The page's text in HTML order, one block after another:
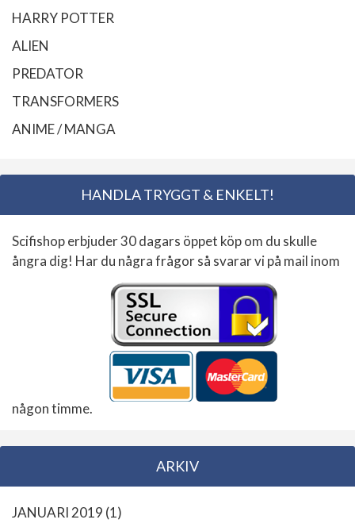
HARRY POTTER
ALIEN
PREDATOR
TRANSFORMERS
ANIME / MANGA
HANDLA TRYGGT & ENKELT!
Scifishop erbjuder 30 dagars öppet köp om du skulle
ångra dig! Har du några frågor så svarar vi på mail inom
någon timme.
ARKIV
JANUARI 2019 (1)